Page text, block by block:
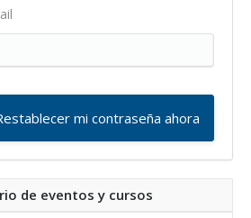
de eventos y cursos